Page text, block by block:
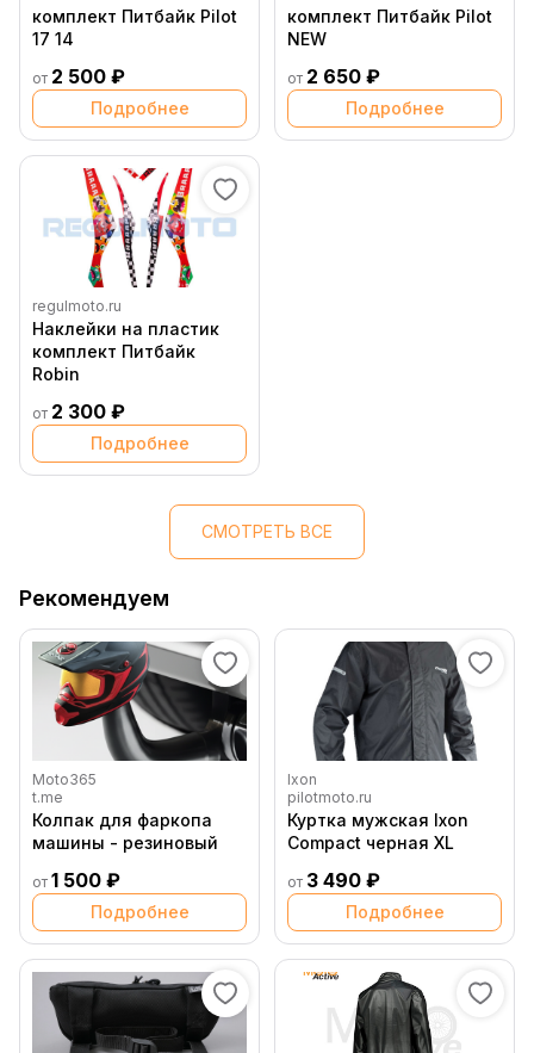
комплект Питбайк Pilot
17 14
от 2 500 ₽
Подробнее
комплект Питбайк Pilot
NEW
от 2 650 ₽
Подробнее
regulmoto.ru
Наклейки на пластик
комплект Питбайк
Robin
от 2 300 ₽
Подробнее
СМОТРЕТЬ ВСЕ
Рекомендуем
Moto365
t.me
Колпак для фаркопа
машины - резиновый
от 1 500 ₽
Подробнее
Ixon
pilotmoto.ru
Куртка мужская Ixon
Compact черная XL
от 3 490 ₽
Подробнее